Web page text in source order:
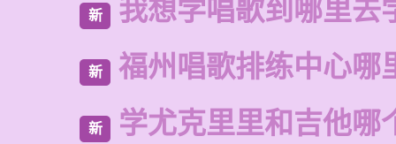
新 我想学唱歌到哪里去
新 福州唱歌排练中心哪
新 学尤克里里和吉他哪